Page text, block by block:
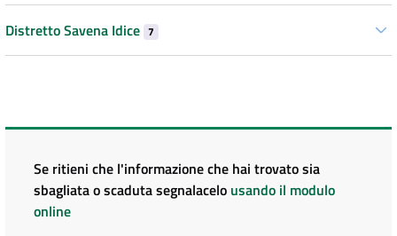
Distretto Savena Idice 7
Se ritieni che l'informazione che hai trovato sia
sbagliata o scaduta segnalacelo usando il modulo
online